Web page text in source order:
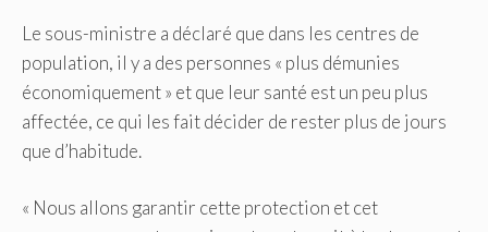
Le sous-ministre a déclaré que dans les centres de
population, il y a des personnes « plus démunies
économiquement » et que leur santé est un peu plus
affectée, ce qui les fait décider de rester plus de jours
que d’habitude.
« Nous allons garantir cette protection et cet